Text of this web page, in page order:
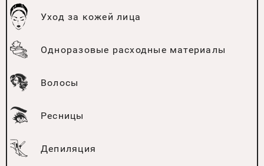
Уход за кожей лица
Одноразовые расходные материалы
Волосы
Ресницы
Депиляция